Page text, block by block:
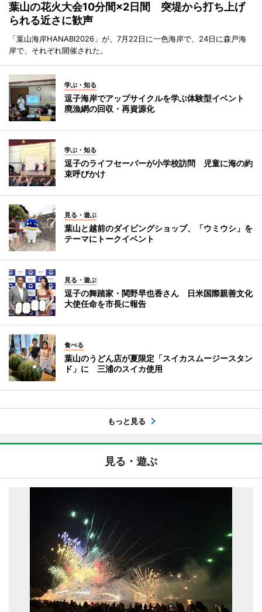
葉山の花火大会10分間×2日間 突堤から打ち上げ
られる近さに歓声
「葉山海岸HANABI2026」が、7月22日に一色海岸で、24日に森戸海
岸で、それぞれ開催された。
学ぶ・知る
逗子海岸でアップサイクルを学ぶ体験型イベント
廃漁網の回収・再資源化
学ぶ・知る
逗子のライフセーバーが小学校訪問 児童に海の約
束呼びかけ
見る・遊ぶ
葉山と越前のダイビングショップ、「ウミウシ」を
テーマにトークイベント
見る・遊ぶ
逗子の舞踏家・関野早也香さん 日米国際親善文化
大使任命を市長に報告
食べる
葉山のうどん店が夏限定「スイカスムージースタン
ド」に 三浦のスイカ使用
もっと見る
見る・遊ぶ